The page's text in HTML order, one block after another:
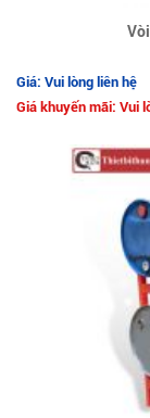
Giá: Vui lòng liên hệ
Giá khuyến mãi: Vui